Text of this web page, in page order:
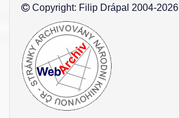
Copyright: Filip Drápal 2004-2026